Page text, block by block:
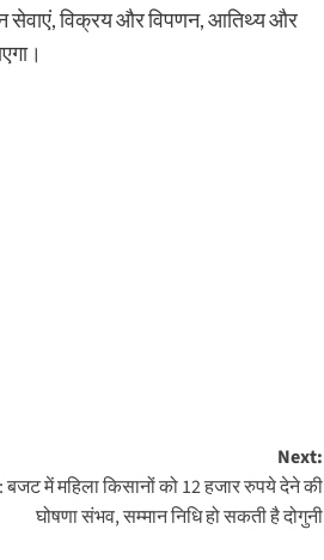
सेवाएं, विक्रय और विपणन, आतिथ्य और
Next:
बजट में महिला किसानों को 12 हजार रुपये देने की
घोषणा संभव, सम्मान निधि हो सकती है दोगुनी